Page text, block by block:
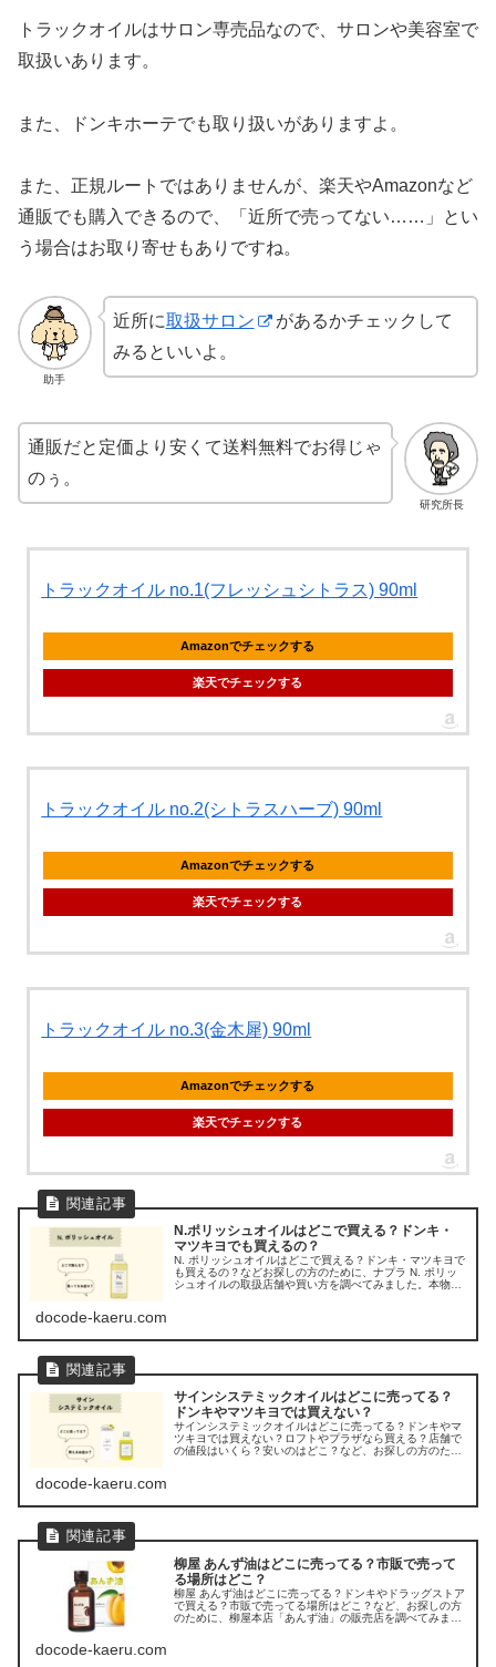
トラックオイルはサロン専売品なので、サロンや美容室で
取扱いあります。
また、ドンキホーテでも取り扱いがありますよ。
また、正規ルートではありませんが、楽天やAmazonなど
通販でも購入できるので、「近所で売ってない……」とい
う場合はお取り寄せもありですね。
助手
近所に取扱サロン
があるかチェックして
みるといいよ。
研究所長
通販だと定価より安くて送料無料でお得じゃ
のぅ。
トラックオイル no.1(フレッシュシトラス) 90ml
Amazonでチェックする
楽天でチェックする
トラックオイル no.2(シトラスハーブ) 90ml
Amazonでチェックする
楽天でチェックする
トラックオイル no.3(金木犀) 90ml
Amazonでチェックする
楽天でチェックする
N.ポリッシュオイルはどこで買える？ドンキ・
マツキヨでも買えるの？
N. ポリッシュオイルはどこで買える？ドンキ・マツキヨで
も買えるの？などお探しの方のために、ナプラ N. ポリッ
シュオイルの取扱店舗や買い方を調べてみました。本物と
docode-kaeru.com
サインシステミックオイルはどこに売ってる？
ドンキやマツキヨでは買えない？
サインシステミックオイルはどこに売ってる？ドンキやマ
ツキヨでは買えない？ロフトやプラザなら買える？店舗で
の値段はいくら？安いのはどこ？など、お探しの方のため
docode-kaeru.com
柳屋 あんず油はどこに売ってる？市販で売って
る場所はどこ？
柳屋 あんず油はどこに売ってる？ドンキやドラッグストア
で買える？市販で売ってる場所はどこ？など、お探しの方
のために、柳屋本店「あんず油」の販売店を調べてみまし
docode-kaeru.com